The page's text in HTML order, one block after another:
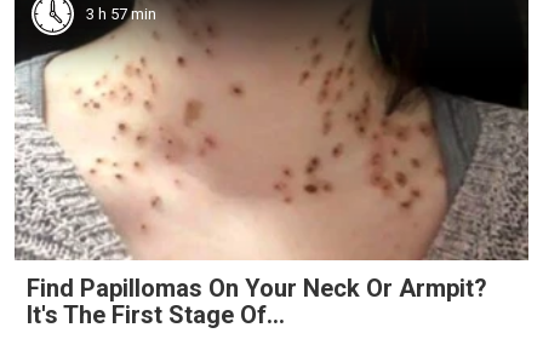
3 h 57 min
Find Papillomas On Your Neck Or Armpit?
It's The First Stage Of...